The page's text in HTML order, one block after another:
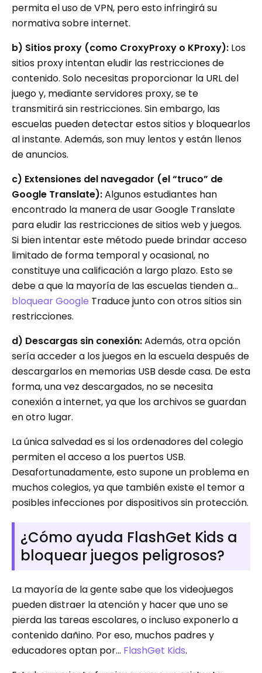
permita el uso de VPN, pero esto infringirá su
normativa sobre internet.
b) Sitios proxy (como CroxyProxy o KProxy): Los
sitios proxy intentan eludir las restricciones de
contenido. Solo necesitas proporcionar la URL del
juego y, mediante servidores proxy, se te
transmitirá sin restricciones. Sin embargo, las
escuelas pueden detectar estos sitios y bloquearlos
al instante. Además, son muy lentos y están llenos
de anuncios.
c) Extensiones del navegador (el “truco” de
Google Translate):Algunos estudiantes han
encontrado la manera de usar Google Translate
para eludir las restricciones de sitios web y juegos.
Si bien intentar este método puede brindar acceso
limitado de forma temporal y ocasional, no
constituye una calificación a largo plazo. Esto se
debe a que la mayoría de las escuelas tienden a...
bloquear Google Traduce junto con otros sitios sin
restricciones.
d) Descargas sin conexión:Además, otra opción
sería acceder a los juegos en la escuela después de
descargarlos en memorias USB desde casa. De esta
forma, una vez descargados, no se necesita
conexión a internet, ya que los archivos se guardan
en otro lugar.
La única salvedad es si los ordenadores del colegio
permiten el acceso a los puertos USB.
Desafortunadamente, esto supone un problema en
muchos colegios, ya que también existe el temor a
posibles infecciones por dispositivos sin protección.
¿Cómo ayuda FlashGet Kids a
bloquear juegos peligrosos?
La mayoría de la gente sabe que los videojuegos
pueden distraer la atención y hacer que uno se
pierda las tareas escolares, o incluso exponerlo a
contenido dañino. Por eso, muchos padres y
educadores optan por... FlashGet Kids.